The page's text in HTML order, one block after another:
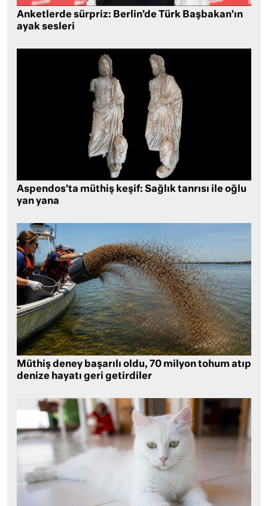
Anketlerde sürpriz: Berlin’de Türk Başbakan’ın
ayak sesleri
Aspendos’ta müthiş keşif: Sağlık tanrısı ile oğlu
yan yana
Müthiş deney başarılı oldu, 70 milyon tohum atıp
denize hayatı geri getirdiler